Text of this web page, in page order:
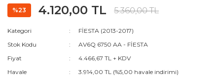
%23 4.120,00 TL 5.360,00 TL
Kategori
FİESTA (2013-2017)
Stok Kodu
AV6Q 6750 AA - FİESTA
Fiyat
4.466,67 TL + KDV
Havale
3.914,00 TL (%5,00 havale indirimi)